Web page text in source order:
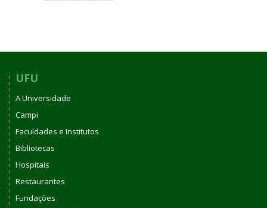
UFU
A Universidade
Campi
Faculdades e Institutos
Bibliotecas
Hospitais
Restaurantes
Fundações